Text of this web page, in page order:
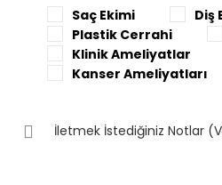
Saç Ekimi
Diş
Plastik Cerrahi
Klinik Ameliyatlar
Kanser Ameliyatları